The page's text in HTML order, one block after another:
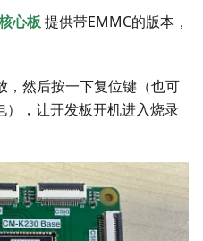
心板提供带EMMC的版本，
，然后按一下复位键（也可
），让开发板开机进入烧录